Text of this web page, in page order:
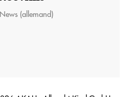
News (allemand)